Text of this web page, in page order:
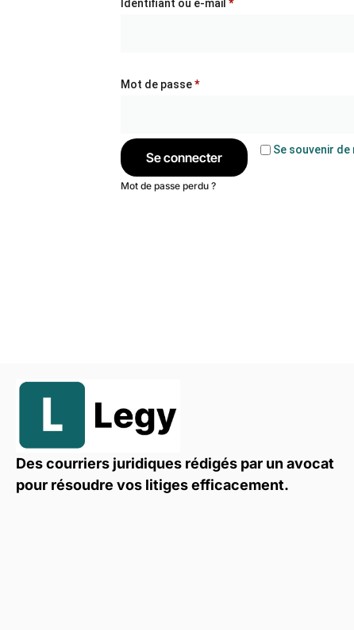
Identifiant ou e-mail *
Mot de passe*
Se souvenir de
Se connecter
Mot de passe perdu ?
Des courriers juridiques rédigés par un avocat
pour résoudre vos litiges efficacement.